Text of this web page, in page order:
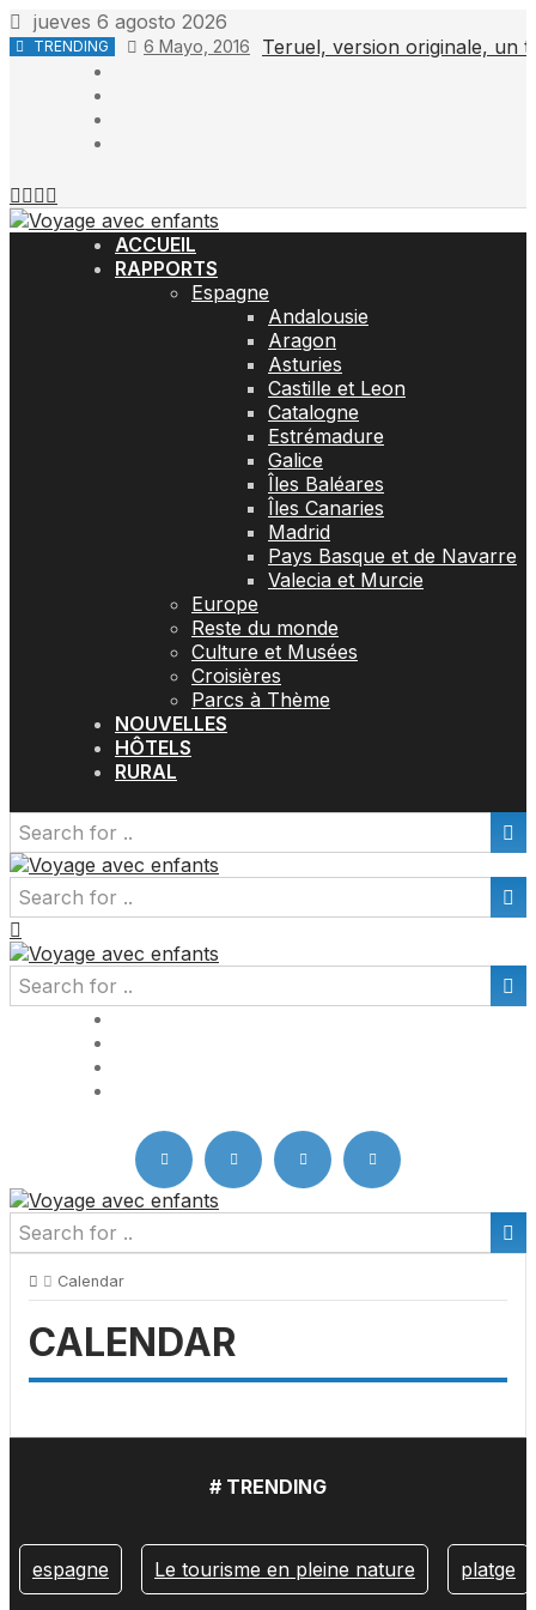
Skip
to
jueves 6 agosto 2026
TRENDING 6 Mayo, 2016
Teruel, version originale, un
ACCUEIL
RAPPORTS
Espagne
Andalousie
Aragon
Asturies
Castille et Leon
Catalogne
Estrémadure
Galice
Îles Baléares
Îles Canaries
Madrid
Pays Basque et de Navarre
Valecia et Murcie
Europe
Reste du monde
Culture et Musées
Croisières
Parcs à Thème
NOUVELLES
HÔTELS
RURAL
Calendar
CALENDAR
# TRENDING
espagne Le tourisme en pleine nature platge